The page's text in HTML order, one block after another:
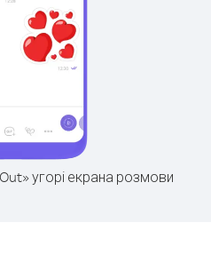
угорі екрана розмови